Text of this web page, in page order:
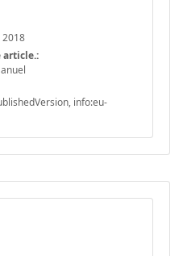
2018
article.:
info:eu-